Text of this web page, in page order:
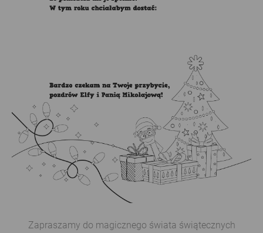
Zapraszamy do magicznego świata świątecznych